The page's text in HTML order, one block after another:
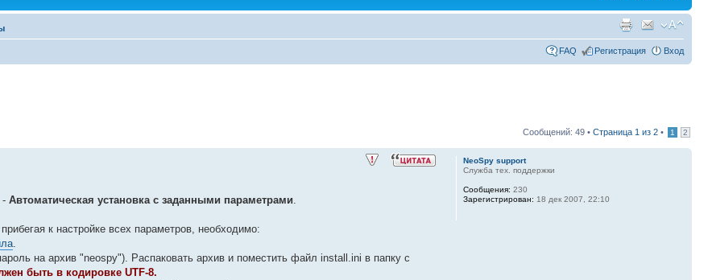
FAQ Регистрация Вход
Сообщений: 49 • Страница 1 из 2 • 1 2
- Автоматическая установка с заданными параметрами.
к настройке всех параметров, необходимо:
.
на архив "neospy"). Распаковать архив и поместить файл install.ini в папку с
быть в кодировке UTF-8.
NeoSpy support
Служба тех. поддержки
Сообщения: 230
Зарегистрирован: 18 дек 2007, 22:10